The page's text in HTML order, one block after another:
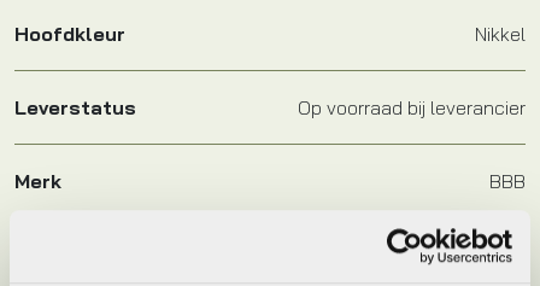
Hoofdkleur Nikkel
Leverstatus Op voorraad bij leverancier
Merk BBB
Nikkel